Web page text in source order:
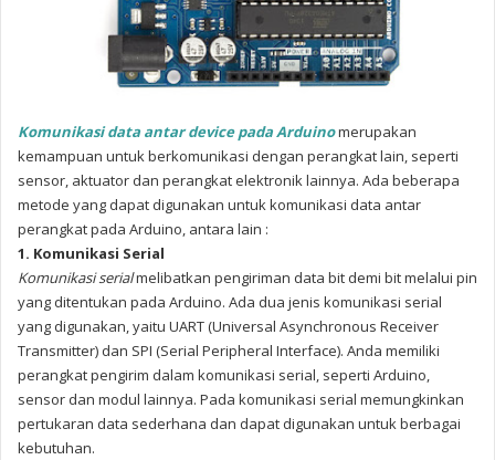
Komunikasi data antar device pada Arduinomerupakan
kemampuan untuk berkomunikasi dengan perangkat lain, seperti
sensor, aktuator dan perangkat elektronik lainnya. Ada beberapa
metode yang dapat digunakan untuk komunikasi data antar
perangkat pada Arduino, antara lain :
1. Komunikasi Serial
Komunikasi serialmelibatkan pengiriman data bit demi bit melalui pin
yang ditentukan pada Arduino. Ada dua jenis komunikasi serial
yang digunakan, yaitu UART (Universal Asynchronous Receiver
Transmitter) dan SPI (Serial Peripheral Interface). Anda memiliki
perangkat pengirim dalam komunikasi serial, seperti Arduino,
sensor dan modul lainnya. Pada komunikasi serial memungkinkan
pertukaran data sederhana dan dapat digunakan untuk berbagai
kebutuhan.